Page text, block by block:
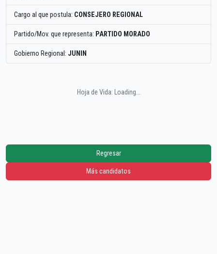
Cargo al que postula: CONSEJERO REGIONAL
Partido/Mov. que representa: PARTIDO MORADO
Gobierno Regional: JUNIN
Hoja de Vida: Loading...
Regresar
Más candidatos